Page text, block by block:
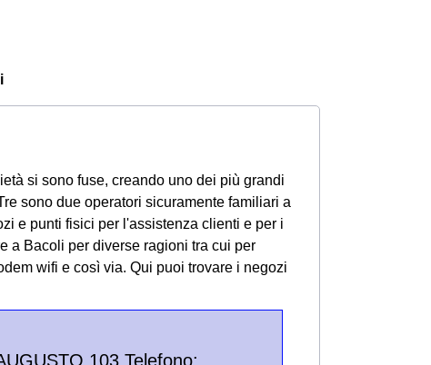
si sono fuse, creando uno dei più grandi
sono due operatori sicuramente familiari a
e punti fisici per l'assistenza clienti e per i
a Bacoli per diverse ragioni tra cui per
wifi e così via. Qui puoi trovare i negozi
103 Telefono: